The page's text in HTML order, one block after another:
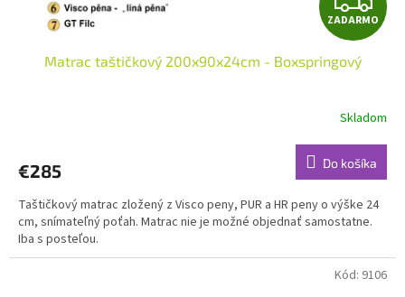
A
A
R
M
O
ZADARMO
Matrac taštičkový 200x90x24cm - Boxspringový
Skladom
€285 Do košíka
Taštičkový matrac zložený z Visco peny, PUR a HR peny o výške 24
cm, snímateľný poťah. Matrac nie je možné objednať samostatne.
Iba s posteľou.
Kód: 9106